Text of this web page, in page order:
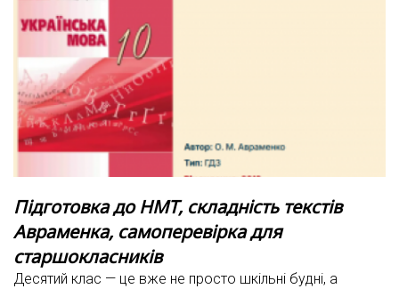
Підготовка до НМТ, складність текстів
Авраменка, самоперевірка для
старшокласників
Десятий клас — це вже не просто шкільні будні, а